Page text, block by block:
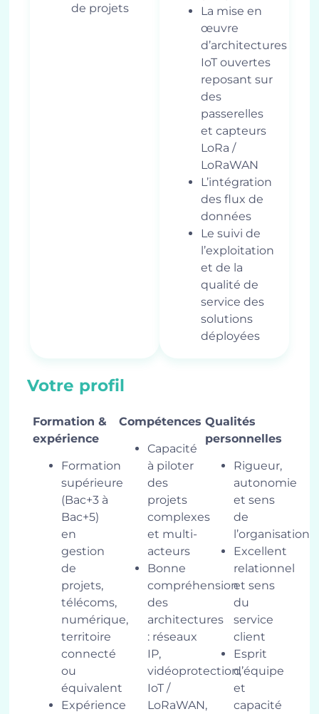
de projets
La mise en
œuvre
d’architectures
IoT ouvertes
reposant sur
des
passerelles
et capteurs
LoRa /
LoRaWAN
L’intégration
des flux de
données
Le suivi de
l’exploitation
et de la
qualité de
service des
solutions
déployées
Votre profil
Formation &
expérience
Formation
supérieure
(Bac+3 à
Bac+5)
en
gestion
de
projets,
télécoms,
numérique,
territoire
connecté
ou
équivalent
Expérience
Compétences
Capacité
à piloter
des
projets
complexes
et multi-
acteurs
Bonne
compréhension
des
architectures
: réseaux
IP,
vidéoprotection,
IoT /
LoRaWAN,
Qualités
personnelles
Rigueur,
autonomie
et sens
de
l’organisation
Excellent
relationnel
et sens
du
service
client
Esprit
d’équipe
et
capacité